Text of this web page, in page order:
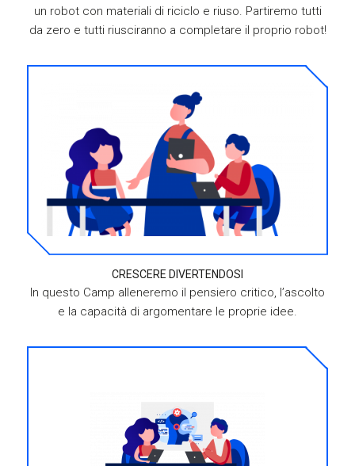
un robot con materiali di riciclo e riuso. Partiremo tutti
da zero e tutti riusciranno a completare il proprio robot!
CRESCERE DIVERTENDOSI
In questo Camp alleneremo il pensiero critico, l’ascolto
e la capacità di argomentare le proprie idee.